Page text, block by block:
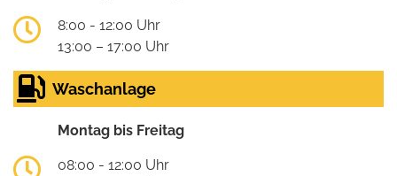
8:00 - 12:00 Uhr
13:00 – 17:00 Uhr
Waschanlage
Montag bis Freitag
08:00 - 12:00 Uhr